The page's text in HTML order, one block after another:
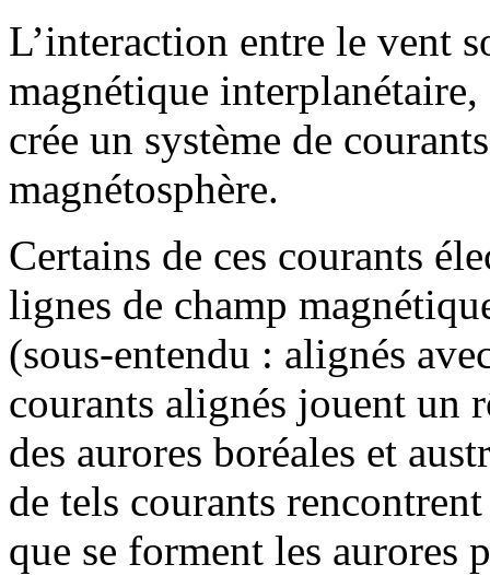
L’interaction entre le vent
magnétique
crée un système de
magnétosphère.
Certains de ces courants
lignes de champ
(sous-entendu : alignés
courants alignés jouent un
des aurores boréales et
de tels courants
que se forment les aurores